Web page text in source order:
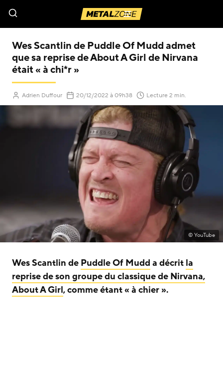
Menu
Wes Scantlin de Puddle Of Mudd admet
que sa reprise de About A Girl de Nirvana
était « à chi*r »
Adrien Duffour 20/12/2022 (Mis à jour le )
à 09h38 Lecture 2 min.
© YouTube
Wes Scantlin de Puddle Of Mudd a décrit la
reprise de son groupe du classique de Nirvana,
About A Girl, comme étant « à chier ».